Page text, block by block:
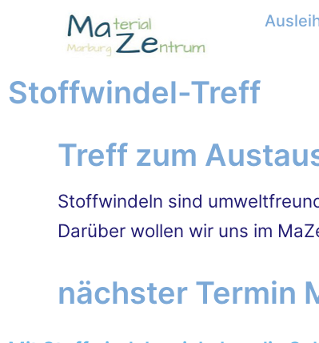
Stoffwindel-Treff
Treff zum
Stoffwindeln sind
Darüber wollen wir uns im
nächster Termin